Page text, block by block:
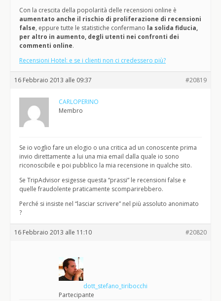
Con la crescita della popolarità delle recensioni online è
aumentato anche il rischio di proliferazione di recensioni
false, eppure tutte le statistiche confermano la solida fiducia,
per altro in aumento, degli utenti nei confronti dei
commenti online.
Recensioni Hotel: e se i clienti non ci credessero più?
16 Febbraio 2013 alle 09:37 #20819
CARLOPERINO
Membro
Se io voglio fare un elogio o una critica ad un conoscente prima
invio direttamente a lui una mia email dalla quale io sono
riconoscibile e poi pubblico la mia recensione in qualche sito.
Se TripAdvisor esigesse questa “prassi” le recensioni false e
quelle fraudolente praticamente scomparirebbero.
Perché si insiste nel “lasciar scrivere” nel più assoluto anonimato
?
16 Febbraio 2013 alle 11:10 #20820
dott_stefano_tiribocchi
Partecipante